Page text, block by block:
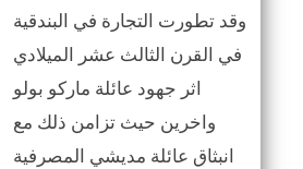
وقد تطورت التجارة في البندقية
في القرن الثالث عشر الميلادي
اثر جهود عائلة ماركو بولو
واخرين حيث تزامن ذلك مع
انبثاق عائلة مديشي المصرفية